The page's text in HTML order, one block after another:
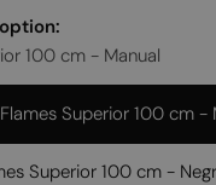
100 cm - Manual
Superior 100 cm -
Superior 100 cm -